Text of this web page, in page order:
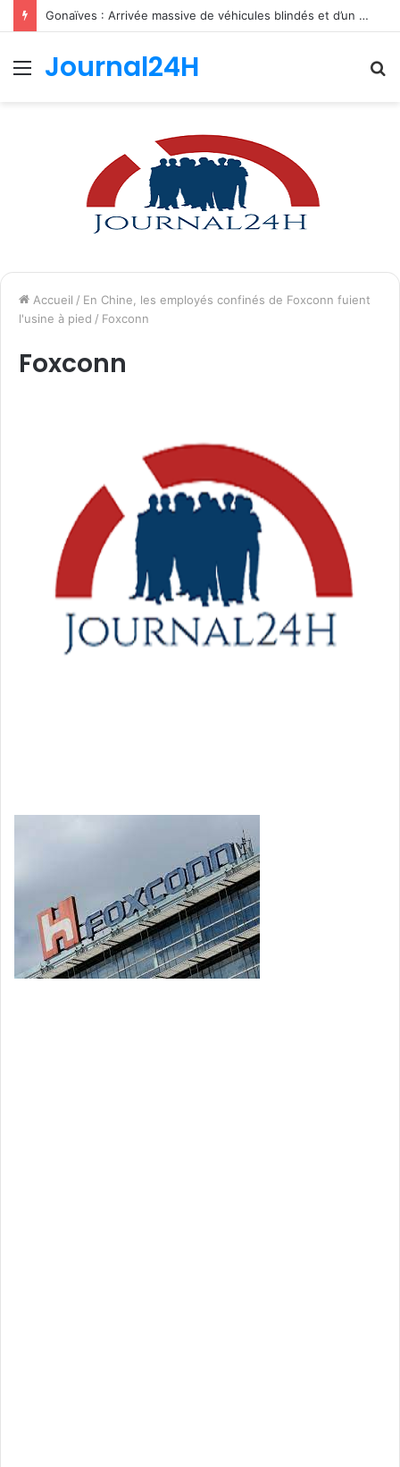
Gonaïves : Arrivée massive de véhicules blindés et d’un contingent sri-lankais de la FRG dans l’Artibonite
Menu
Journal24H
Accueil / En Chine, les employés confinés de Foxconn fuient
l'usine à pied / Foxconn
Foxconn